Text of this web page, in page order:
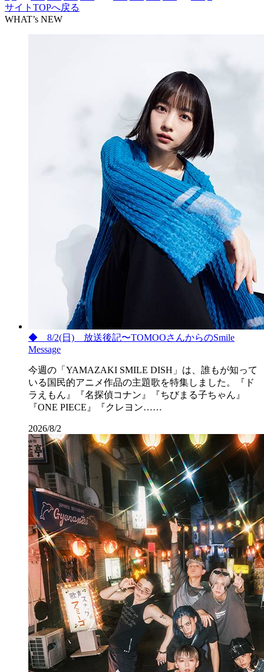
サイトTOPへ戻る
WHAT’s NEW
◆ 8/2(日) 放送後記〜TOMOOさんからのSmile
Message
今週の「YAMAZAKI SMILE DISH」は、誰もが知って
いる国民的アニメ作品の主題歌を特集しました。『ド
ラえもん』『名探偵コナン』『ちびまる子ちゃん』
『ONE PIECE』『クレヨン……
2026/8/2